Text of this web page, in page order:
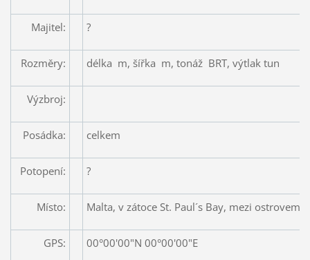
Majitel: ?
Rozměry: délka m, šířka m, tonáž BRT, výtlak tun
Výzbroj:
Posádka: celkem
Potopení: ?
Místo: Malta, v zátoce St. Paul´s Bay, mezi ostrovem
GPS: 00°00'00"N 00°00'00"E